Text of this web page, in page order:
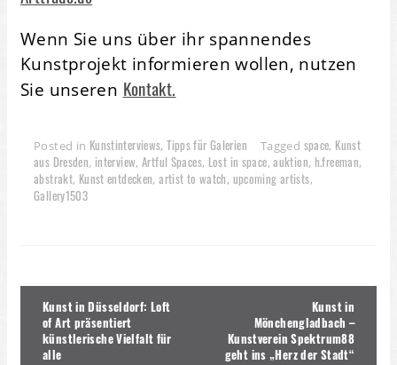
Wenn Sie uns über ihr spannendes
Kunstprojekt informieren wollen, nutzen
Sie unseren Kontakt.
Posted in Kunstinterviews,Tipps für Galerien Tagged space, Kunst
aus Dresden, interview, Artful Spaces, Lost in space,auktion, h.freeman,
abstrakt, Kunst entdecken,artist to watch, upcoming artists,
Gallery1503
Beitragsnavigation
Kunst in Düsseldorf: Loft
of Art präsentiert
künstlerische Vielfalt für
alle
Kunst in
Mönchengladbach –
Kunstverein Spektrum88
geht ins „Herz der Stadt“